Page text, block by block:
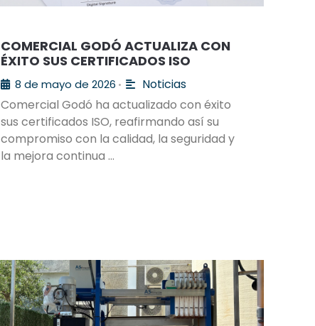
COMERCIAL GODÓ ACTUALIZA CON
ÉXITO SUS CERTIFICADOS ISO
8 de mayo de 2026 •
Noticias
Comercial Godó ha actualizado con éxito
sus certificados ISO, reafirmando así su
compromiso con la calidad, la seguridad y
la mejora continua …